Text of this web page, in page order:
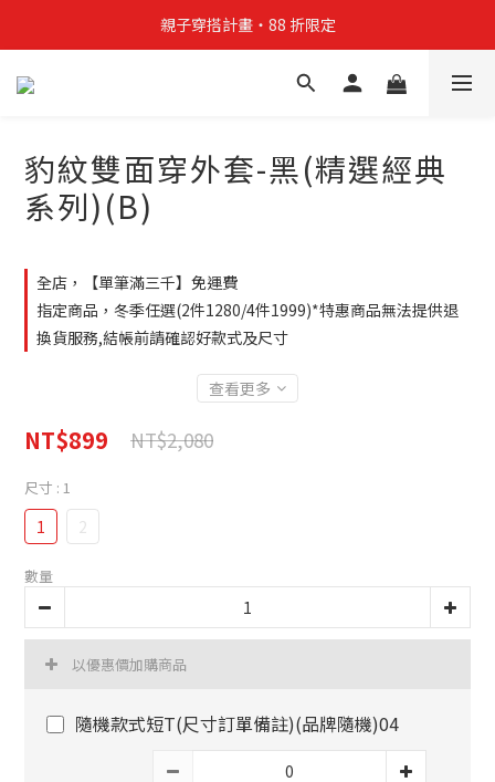
親子穿搭計畫・88 折限定
親子穿搭計畫・88 折限定
貼身補貨計畫  任選 6 件 $888
親子穿搭計畫・88 折限定
豹紋雙面穿外套-黑(精選經典
系列)(B)
全店，【單筆滿三千】免運費
指定商品，冬季任選(2件1280/4件1999)*特惠商品無法提供退
換貨服務,結帳前請確認好款式及尺寸
查看更多
NT$899 NT$2,080
尺寸 : 1
1 2
數量
以優惠價加購商品
隨機款式短T(尺寸訂單備註)(品牌隨機)04